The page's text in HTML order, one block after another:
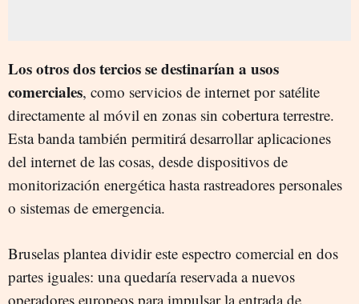
Los otros dos tercios se destinarían a usos
comerciales, como servicios de internet por satélite
directamente al móvil en zonas sin cobertura terrestre.
Esta banda también permitirá desarrollar aplicaciones
del internet de las cosas, desde dispositivos de
monitorización energética hasta rastreadores personales
o sistemas de emergencia.
Bruselas plantea dividir este espectro comercial en dos
partes iguales: una quedaría reservada a nuevos
operadores europeos para impulsar la entrada de